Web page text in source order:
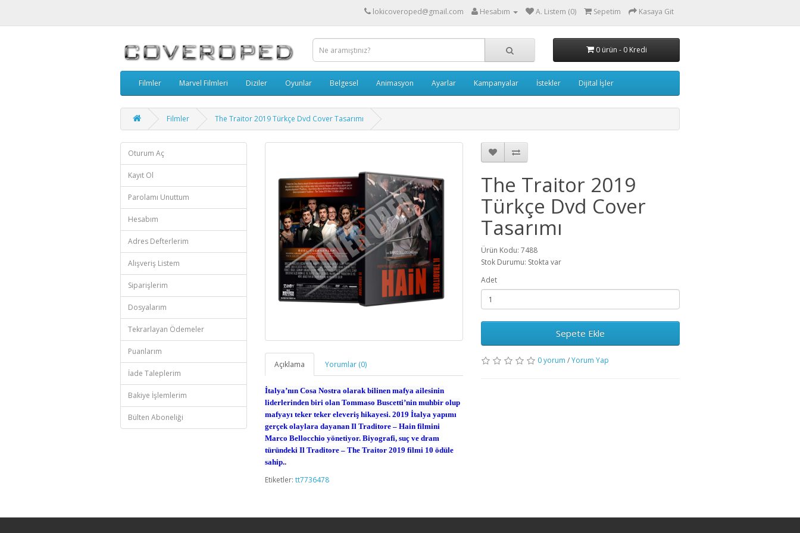
lokicoveroped@gmail.com Hesabım A. Listem (0) Sepetim Kasaya Git
0 ürün - 0 Kredi
Filmler Marvel Filmleri Diziler Oyunlar Belgesel Animasyon Ayarlar Kampanyalar İstekler Dijital İşler
Filmler The Traitor 2019 Türkçe Dvd Cover Tasarımı
Oturum Aç
Kayıt Ol
Parolamı Unuttum
Hesabım
Adres Defterlerim
Alışveriş Listem
Siparişlerim
Dosyalarım
Tekrarlayan Ödemeler
Puanlarım
İade Taleplerim
Bakiye İşlemlerim
Bülten Aboneliği
Açıklama Yorumlar (0)
İtalya’nın Cosa Nostra olarak bilinen mafya ailesinin
liderlerinden biri olan Tommaso Buscetti’nin muhbir olup
mafyayı teker teker eleveriş hikayesi. 2019 İtalya yapımı
gerçek olaylara dayanan Il Traditore – Hain filmini
Marco Bellocchio yönetiyor. Biyografi, suç ve dram
türündeki Il Traditore – The Traitor 2019 filmi 10 ödüle
sahip..
The Traitor 2019
Türkçe Dvd Cover
Tasarımı
Ürün Kodu: 7488
Stok Durumu: Stokta var
Adet
Sepete Ekle
0 yorum /Yorum Yap
Etiketler: tt7736478